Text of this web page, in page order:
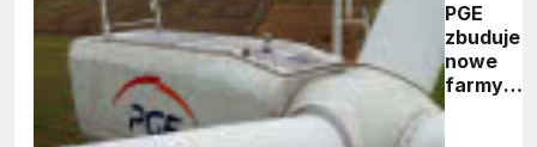
PGE
zbuduje
nowe
farmy